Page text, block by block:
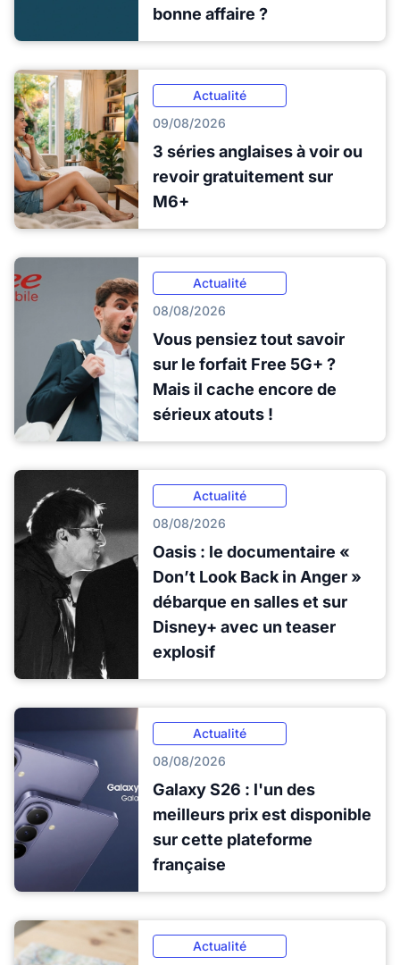
bonne affaire ?
Actualité
09/08/2026
3 séries anglaises à voir ou
revoir gratuitement sur
M6+
Actualité
08/08/2026
Vous pensiez tout savoir
sur le forfait Free 5G+ ?
Mais il cache encore de
sérieux atouts !
Actualité
08/08/2026
Oasis : le documentaire «
Don’t Look Back in Anger »
débarque en salles et sur
Disney+ avec un teaser
explosif
Actualité
08/08/2026
Galaxy S26 : l'un des
meilleurs prix est disponible
sur cette plateforme
française
Actualité